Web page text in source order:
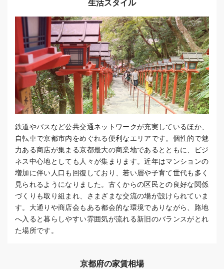
生活スタイル
鉄道やバスなど公共交通ネットワークが充実しているほか、
自転車で京都市内をめぐれる便利なエリアです。個性的で魅
力ある商店が集まる京都最大の商業地であるとともに、ビジ
ネス中心地としても人々が集まります。近年はマンションの
増加に伴い人口も回復しており、若い層や子育て世代も多く
見られるようになりました。古くからの区民との良好な関係
づくりも取り組まれ、さまざまな交流の場が設けられていま
す。大通りや商店会もある都会的な環境でありながら、路地
へ入ると暮らしやすい雰囲気が流れる新旧のバランスがとれ
た場所です。
京都府の家賃相場